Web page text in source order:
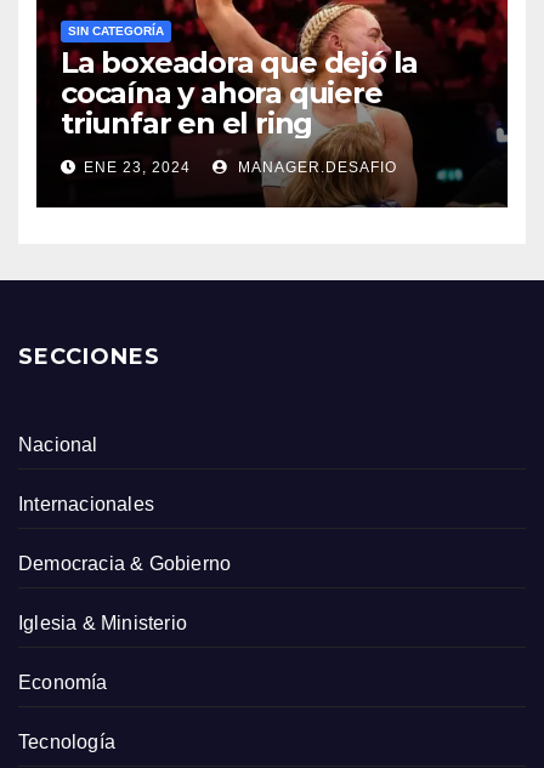
SIN CATEGORÍA
La boxeadora que dejó la
cocaína y ahora quiere
triunfar en el ring​
ENE 23, 2024 MANAGER.DESAFIO
SECCIONES
Nacional
Internacionales
Democracia & Gobierno
Iglesia & Ministerio
Economía
Tecnología